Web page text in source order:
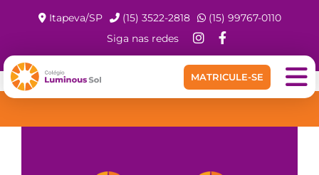
Itapeva/SP (15) 3522-2818
(15) 99767-0110
Siga nas redes
MATRICULE-SE